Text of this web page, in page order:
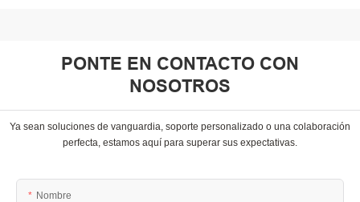
PONTE EN CONTACTO CON
NOSOTROS
Ya sean soluciones de vanguardia, soporte personalizado o una colaboración
perfecta, estamos aquí para superar sus expectativas.
Nombre